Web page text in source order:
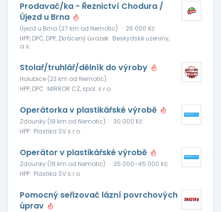
Prodavač/ka - Řeznictví Chodura /
Újezd u Brna
Újezd u Brna (27 km od Nemotic) · 26 000 Kč
HPP, DPČ, DPP, Zkrácený úvazek · Beskydské uzeniny,
a.s.
Stolař/truhlář/dělník do výroby
Holubice (23 km od Nemotic)
HPP, DPČ · MIRROR CZ, spol. s r.o.
Operátorka v plastikářské výrobě
Zdounky (18 km od Nemotic) · 30 000 Kč
HPP · Plastika SV s.r.o.
Operátor v plastikářské výrobě
Zdounky (18 km od Nemotic) · 35 000–45 000 Kč
HPP · Plastika SV s.r.o.
Pomocný seřizovač lázní povrchových
úprav